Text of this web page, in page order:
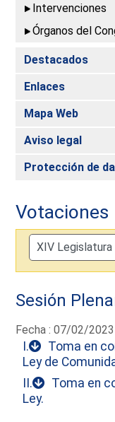
Intervenciones
Órganos del
Destacados
Enlaces
Mapa Web
Aviso legal
Protección de
Votaciones
Sesión
Fecha : 07/02/2023
I.
Toma en
Ley de
II.
Toma en
Ley.